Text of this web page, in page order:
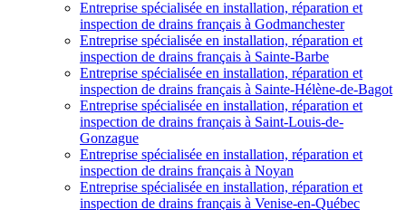
Entreprise spécialisée en installation, réparation et
inspection de drains français à Godmanchester
Entreprise spécialisée en installation, réparation et
inspection de drains français à Sainte-Barbe
Entreprise spécialisée en installation, réparation et
inspection de drains français à Sainte-Hélène-de-Bagot
Entreprise spécialisée en installation, réparation et
inspection de drains français à Saint-Louis-de-
Gonzague
Entreprise spécialisée en installation, réparation et
inspection de drains français à Noyan
Entreprise spécialisée en installation, réparation et
inspection de drains français à Venise-en-Québec